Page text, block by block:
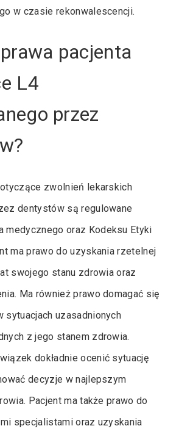
w czasie rekonwalescencji.
pacjenta
L4
przez
zwolnień lekarskich
dentystów są regulowane
medycznego oraz Kodeksu Etyki
ma prawo do uzyskania rzetelnej
swojego stanu zdrowia oraz
Ma również prawo domagać się
sytuacjach uzasadnionych
z jego stanem zdrowia.
dokładnie ocenić sytuację
decyzje w najlepszym
Pacjent ma także prawo do
specjalistami oraz uzyskania